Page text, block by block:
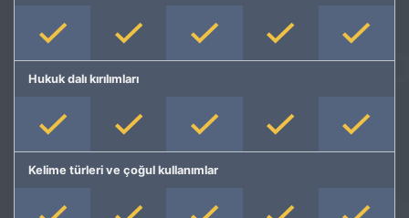
Hukuk dalı kırılımları
Kelime türleri ve çoğul kullanımlar